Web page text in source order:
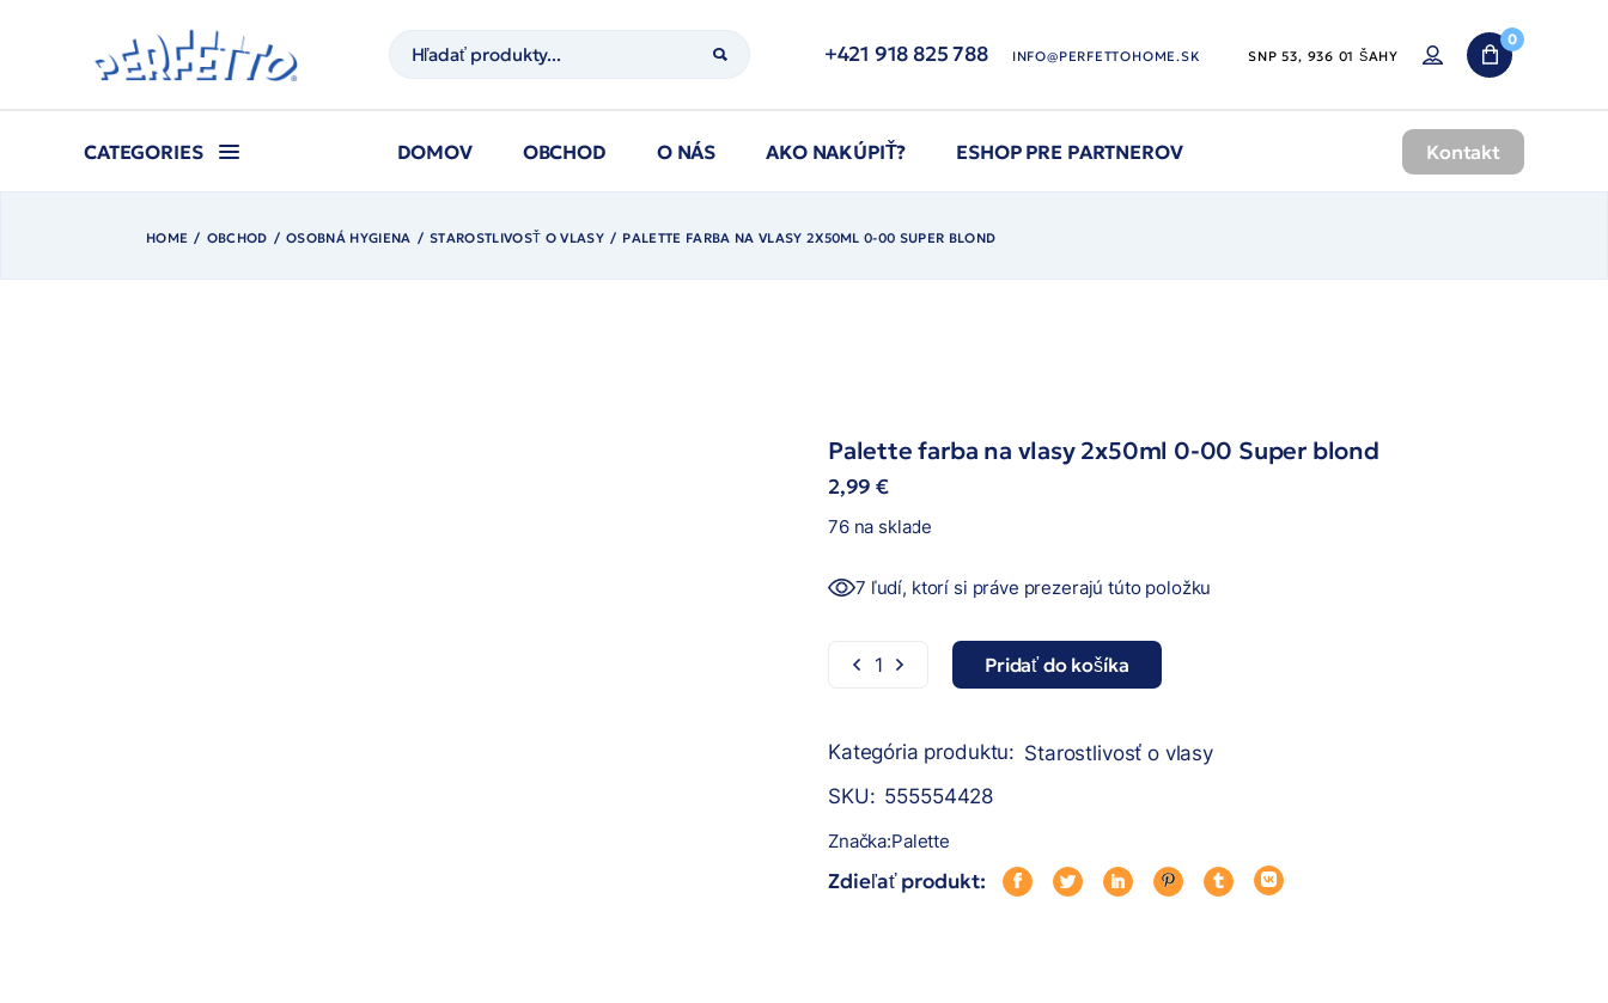
Hľadať
+421 918 825 788 INFO@PERFETTOHOME.SK SNP 53, 936 01 ŠAHY
0
CATEGORIES DOMOV OBCHOD O NÁS AKO NAKÚPIŤ? ESHOP PRE PARTNEROV Kontakt
HOME OBCHOD OSOBNÁ HYGIENA STAROSTLIVOSŤ O VLASY PALETTE FARBA NA VLASY 2X50ML 0-00 SUPER BLOND
Palette farba na vlasy 2x50ml 0-00 Super blond
2,99€
76 na sklade
7 ľudí, ktorí si práve prezerajú túto položku
Palette farba na vlasy 2x50ml 0-00 Super blond množstvo
Pridať do košíka
Kategória produktu: Starostlivosť o vlasy
SKU: 555554428
Značka:Palette
Zdieľať produkt: